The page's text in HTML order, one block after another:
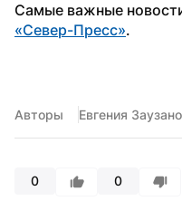
«Север-Пресс».
Авторы Евгения
0 0